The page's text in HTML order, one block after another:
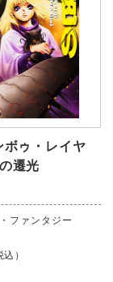
ボゥ・レイヤ
遷光
ファンタジー
込）